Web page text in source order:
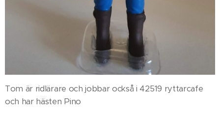
Tom är ridlärare och jobbar också i 42519 ryttarcafe
och har hästen Pino